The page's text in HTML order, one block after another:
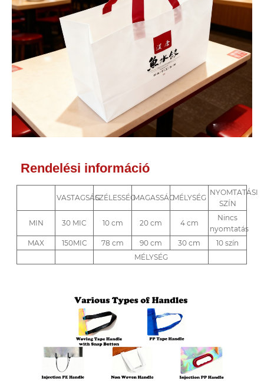
Rendelési információ
VASTAGSÁGSZÉLESSÉGMAGASSÁGMÉLYSÉG
NYOMTATÁSI
SZÍN
MIN 30 MIC 10 cm 20 cm 4 cm
Nincs
nyomtatás
MAX
150MIC 78 cm 90 cm 30 cm
10 szín
MÉLYSÉG